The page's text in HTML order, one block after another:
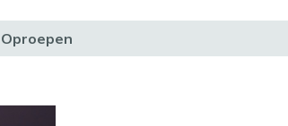
Oproepen